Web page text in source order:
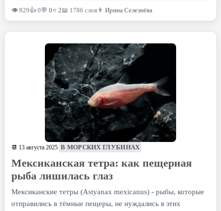
👁 829👍 0💬 0⭐ 2📖 1786 слов 👨 Ирина Селезнёва
📆 13 августа 2025 В МОРСКИХ ГЛУБИНАХ
Мексиканская тетра: как пещерная
рыба лишилась глаз
Мексиканские тетры (Astyanax mexicanus) - рыбы, которые
отправились в тёмные пещеры, не нуждались в этих